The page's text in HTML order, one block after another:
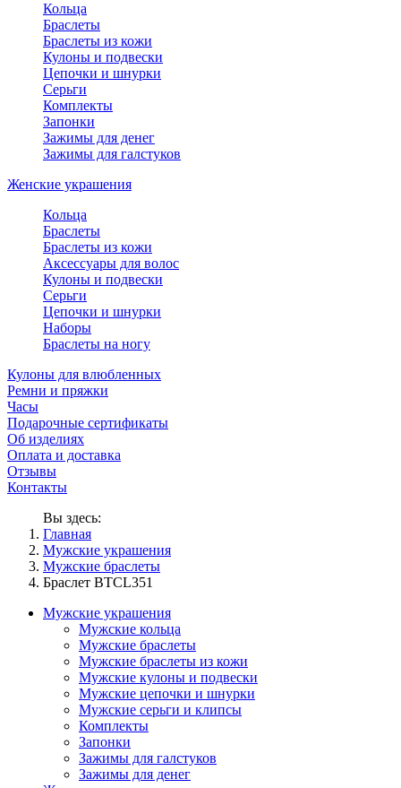
Кольца
Браслеты
Браслеты из кожи
Кулоны и подвески
Цепочки и шнурки
Серьги
Комплекты
Запонки
Зажимы для денег
Зажимы для галстуков
Женские украшения
Кольца
Браслеты
Браслеты из кожи
Аксессуары для волос
Кулоны и подвески
Серьги
Цепочки и шнурки
Наборы
Браслеты на ногу
Кулоны для влюбленных
Ремни и пряжки
Часы
Подарочные сертификаты
Об изделиях
Оплата и доставка
Отзывы
Контакты
Вы здесь:
Главная
Мужские украшения
Мужские браслеты
Браслет BTCL351
Мужские украшения
Мужские кольца
Мужские браслеты
Мужские браслеты из кожи
Мужские кулоны и подвески
Мужские цепочки и шнурки
Мужские серьги и клипсы
Комплекты
Запонки
Зажимы для галстуков
Зажимы для денег